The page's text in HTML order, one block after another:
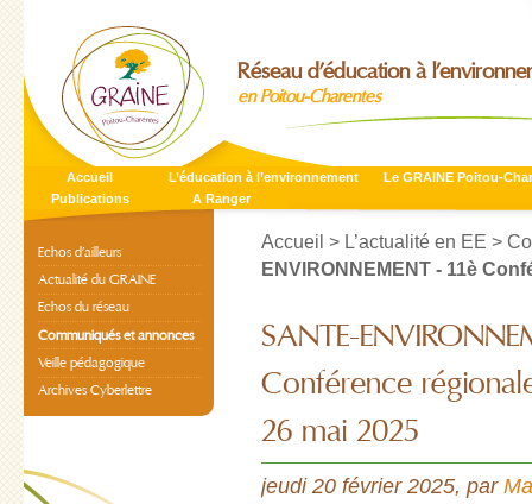
Réseau d’éducation à
en Poitou-Charentes
Accueil L’éducation à l’environnement
Le GRAINE Poitou-
Publications
A Ranger
Accueil > L’actualité en EE >
ENVIRONNEMENT - 11è
SANTE-
Conférence
26 mai 2025
jeudi 20 février 2025, par
Echos d’ailleurs
Actualité du GRAINE
Echos du réseau
Communiqués et annonces
Veille pédagogique
Archives Cyberlettre